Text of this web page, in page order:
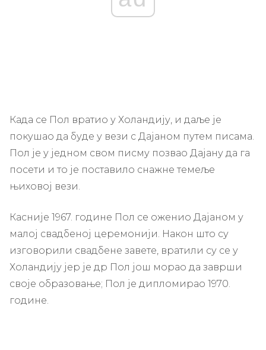
Када се Пол вратио у Холандију, и даље је
покушао да буде у вези с Дајаном путем писама.
Пол је у једном свом писму позвао Дајану да га
посети и то је поставило снажне темеље
њиховој вези.
Касније 1967. године Пол се оженио Дајаном у
малој свадбеној церемонији. Након што су
изговорили свадбене завете, вратили су се у
Холандију јер је др Пол још морао да заврши
своје образовање; Пол је дипломирао 1970.
године.